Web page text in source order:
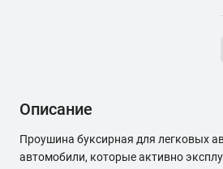
Описание
Проушина буксирная для легковых
автомобили, которые активно